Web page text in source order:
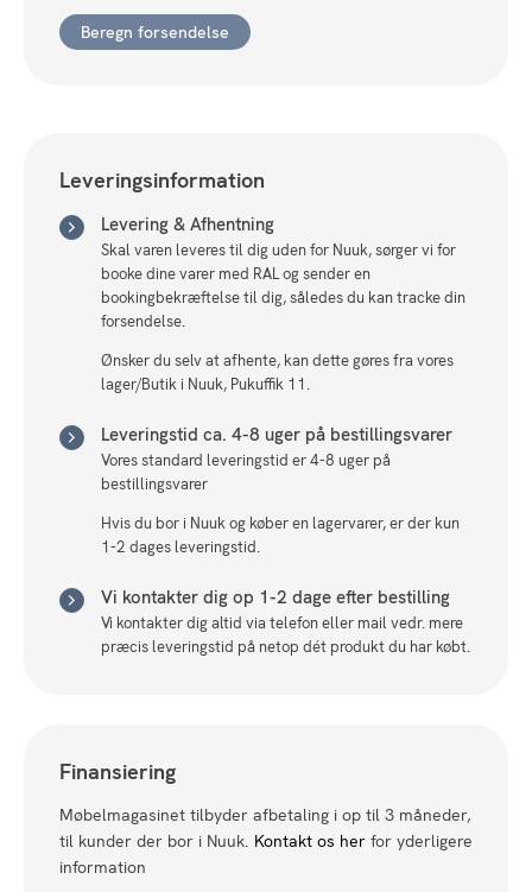
Beregn forsendelse
Leveringsinformation
Levering & Afhentning
Skal varen leveres til dig uden for Nuuk, sørger vi for
booke dine varer med RAL og sender en
bookingbekræftelse til dig, således du kan tracke din
forsendelse.
Ønsker du selv at afhente, kan dette gøres fra vores
lager/Butik i Nuuk, Pukuffik 11.
Leveringstid ca. 4-8 uger på bestillingsvarer
Vores standard leveringstid er 4-8 uger på
bestillingsvarer
Hvis du bor i Nuuk og køber en lagervarer, er der kun
1-2 dages leveringstid.
Vi kontakter dig op 1-2 dage efter bestilling
Vi kontakter dig altid via telefon eller mail vedr. mere
præcis leveringstid på netop dét produkt du har købt.
Finansiering
Møbelmagasinet tilbyder afbetaling i op til 3 måneder,
til kunder der bor i Nuuk. Kontakt os her for yderligere
information